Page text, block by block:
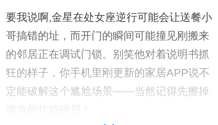
要我说啊,金星在处女座逆行可能会让送餐小
哥搞错的址，而开门的瞬间可能撞见刚搬来
的邻居正在调试门锁。别笑他对着说明书抓
狂的样子，你手机里刚更新的家居APP说不
定能破解这个尴尬场景——当然记得先擦掉